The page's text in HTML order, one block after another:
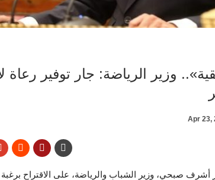
وزير الرياضة: جار توفير
Apr 23,
صبحي، وزير الشباب والرياضة، على الاقتراح